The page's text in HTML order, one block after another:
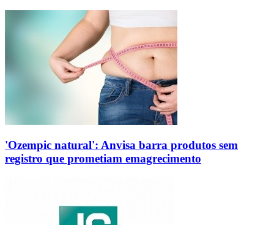
'Ozempic natural': Anvisa barra produtos sem
registro que prometiam emagrecimento